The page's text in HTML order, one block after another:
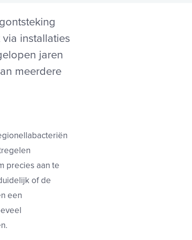
installaties
jaren
meerdere
precies aan te
of de
een